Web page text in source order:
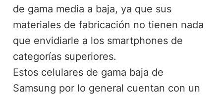
de gama media a baja, ya que sus
materiales de fabricación no tienen nada
que envidiarle a los smartphones de
categorías superiores.
Estos celulares de gama baja de
Samsung por lo general cuentan con un